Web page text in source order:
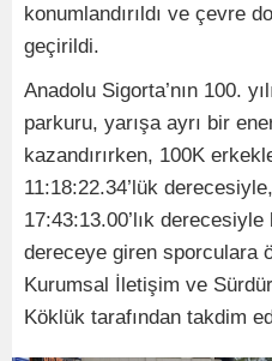
konumlandırıldı ve çevre
geçirildi.
Anadolu Sigorta’nın 100.
parkuru, yarışa ayrı bir
kazandırırken, 100K
11:18:22.34’lük
17:43:13.00’lık
dereceye giren sporculara
Kurumsal İletişim ve
Köklük tarafından takdim